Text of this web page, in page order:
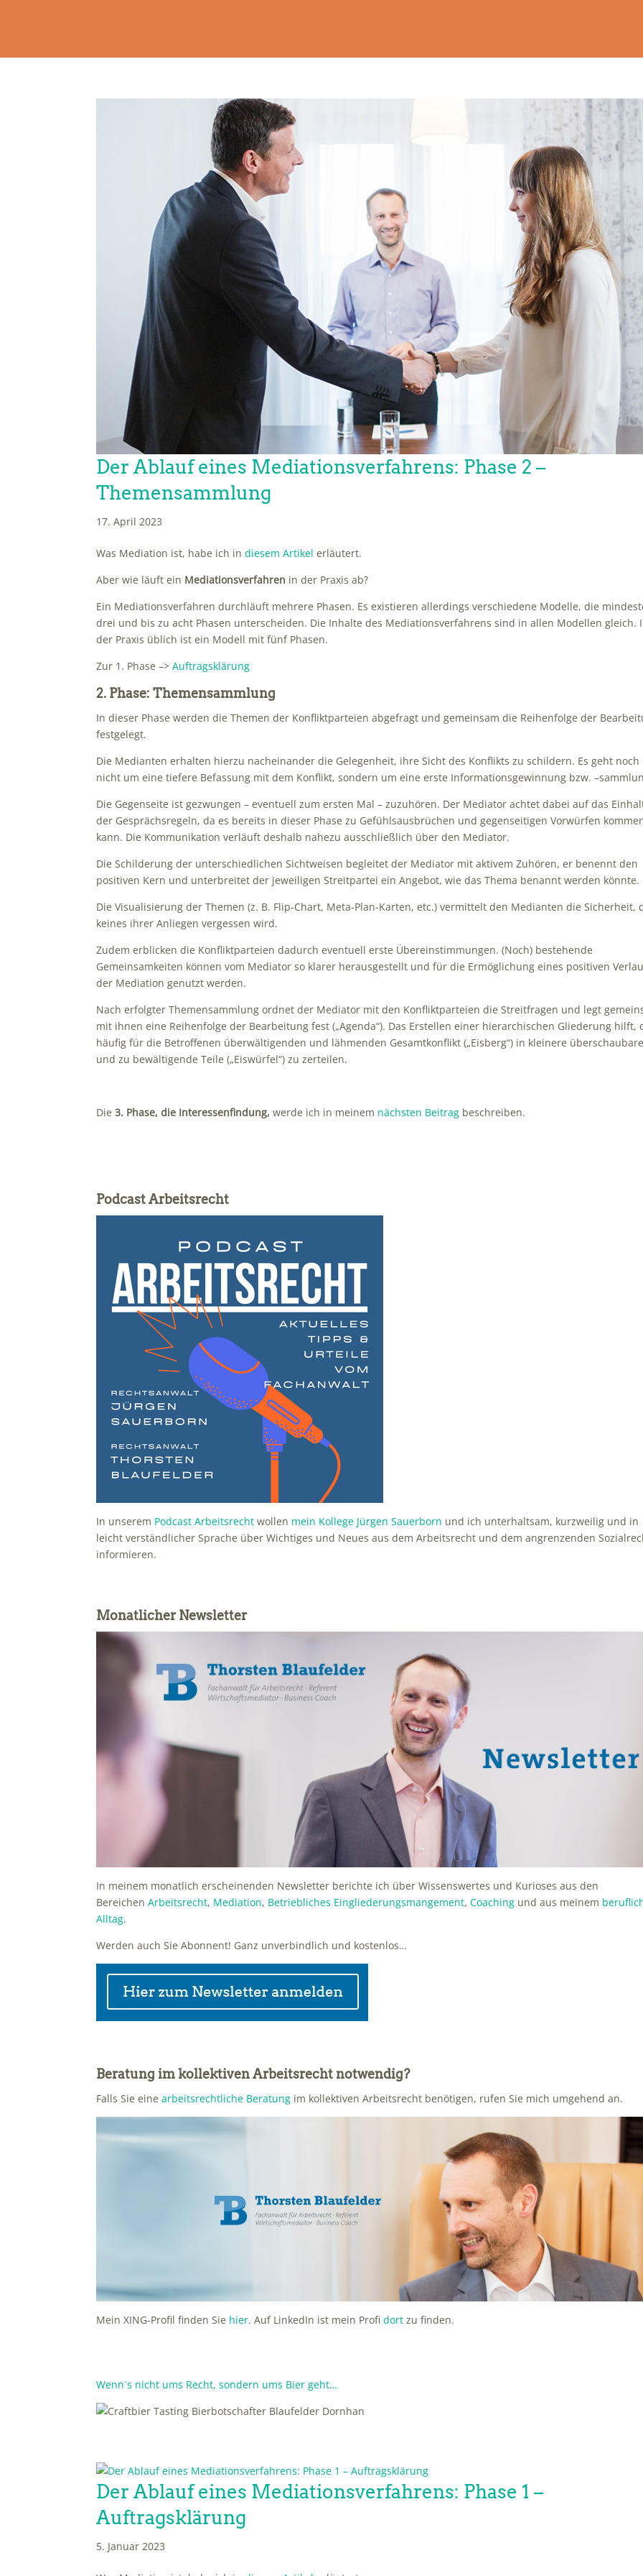
Der Ablauf eines Mediationsverfahrens: Phase 2 –
Themensammlung
17. April 2023
Was Mediation ist, habe ich indiesem Artikel erläutert.
Aber wie läuft ein Mediationsverfahren in der Praxis ab?
Ein Mediationsverfahren durchläuft mehrere Phasen. Es existieren allerdings verschiedene Modelle, die
drei und bis zu acht Phasen unterscheiden. Die Inhalte des Mediationsverfahrens sind in allen Modellen gleich.
der Praxis üblich ist ein Modell mit fünf Phasen.
Zur 1. Phase –>Auftragsklärung
2. Phase: Themensammlung
In dieser Phase werden die Themen der Konfliktparteien abgefragt und gemeinsam die Reihenfolge der
festgelegt.
Die Medianten erhalten hierzu nacheinander die Gelegenheit, ihre Sicht des Konflikts zu schildern. Es geht noch
nicht um eine tiefere Befassung mit dem Konflikt, sondern um eine erste Informationsgewinnung bzw.
Die Gegenseite ist gezwungen – eventuell zum ersten Mal – zuzuhören. Der Mediator achtet dabei auf das
der Gesprächsregeln, da es bereits in dieser Phase zu Gefühlsausbrüchen und gegenseitigen Vorwürfen
kann. Die Kommunikation verläuft deshalb nahezu ausschließlich über den Mediator.
Die Schilderung der unterschiedlichen Sichtweisen begleitet der Mediator mit aktivem Zuhören, er benennt den
positiven Kern und unterbreitet der jeweiligen Streitpartei ein Angebot, wie das Thema benannt werden könnte.
Die Visualisierung der Themen (z. B. Flip-Chart, Meta-Plan-Karten, etc.) vermittelt den Medianten die Sicherheit,
keines ihrer Anliegen vergessen wird.
Zudem erblicken die Konfliktparteien dadurch eventuell erste Übereinstimmungen. (Noch) bestehende
Gemeinsamkeiten können vom Mediator so klarer herausgestellt und für die Ermöglichung eines positiven
der Mediation genutzt werden.
Nach erfolgter Themensammlung ordnet der Mediator mit den Konfliktparteien die Streitfragen und legt
mit ihnen eine Reihenfolge der Bearbeitung fest („Agenda“). Das Erstellen einer hierarchischen Gliederung hilft,
häufig für die Betroffenen überwältigenden und lähmenden Gesamtkonflikt („Eisberg“) in kleinere
und zu bewältigende Teile („Eiswürfel“) zu zerteilen.
Die3. Phase, die Interessenfindung, werde ich in meinem nächsten Beitrag beschreiben.
Podcast Arbeitsrecht
In unserem Podcast Arbeitsrecht wollen mein Kollege Jürgen Sauerborn und ich unterhaltsam, kurzweilig und in
leicht verständlicher Sprache über Wichtiges und Neues aus dem Arbeitsrecht und dem angrenzenden
informieren.
Monatlicher Newsletter
In meinem monatlich erscheinenden Newsletter berichte ich über Wissenswertes und Kurioses aus den
BereichenArbeitsrecht, Mediation, Betriebliches Eingliederungsmangement,Coaching und aus meinem
Alltag.
Werden auch Sie Abonnent! Ganz unverbindlich und kostenlos…
Beratung im kollektiven Arbeitsrecht notwendig?
Falls Sie einearbeitsrechtliche Beratung im kollektiven Arbeitsrecht benötigen, rufen Sie mich umgehend an.
Mein XING-Profil finden Sie hier. Auf LinkedIn ist mein Profidort zu finden.
Wenn´s nicht ums Recht, sondern ums Bier geht…
Der Ablauf eines Mediationsverfahrens: Phase 1 –
Auftragsklärung
5. Januar 2023